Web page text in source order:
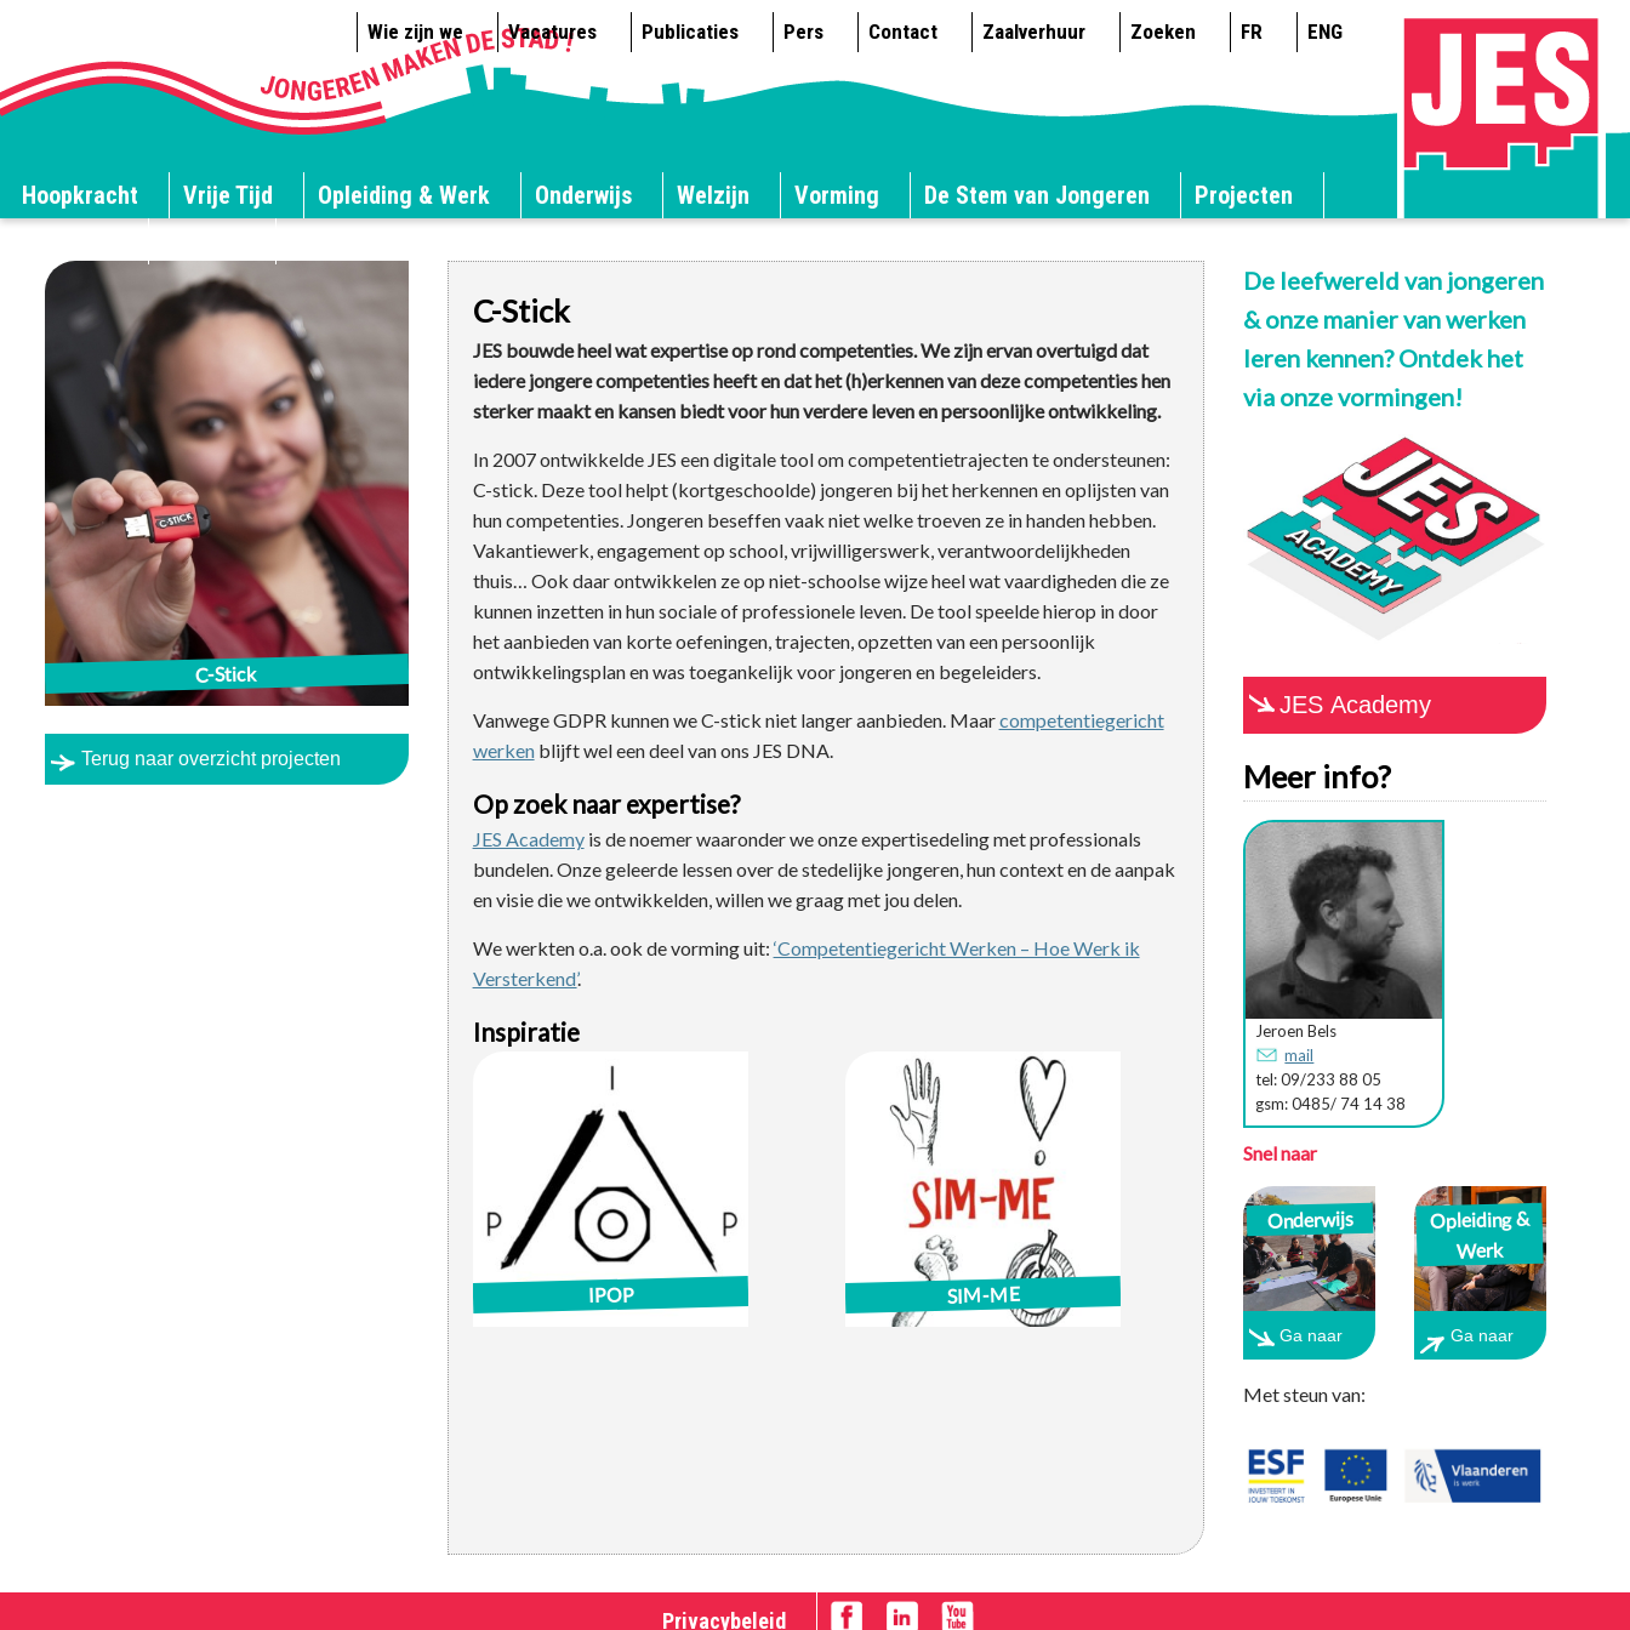
Wie zijn we Vacatures Publicaties Pers Contact Zaalverhuur Zoeken FR ENG
Hoopkracht Vrije Tijd Opleiding & Werk Onderwijs Welzijn Vorming De Stem van Jongeren
Projecten
C-Stick
Terug naar overzicht projecten
C-Stick
JES bouwde heel wat expertise op rond competenties. We zijn ervan overtuigd dat
iedere jongere competenties heeft en dat het (h)erkennen van deze competenties hen
sterker maakt en kansen biedt voor hun verdere leven en persoonlijke ontwikkeling.
In 2007 ontwikkelde JES een digitale tool om competentietrajecten te ondersteunen:
C-stick. Deze tool helpt (kortgeschoolde) jongeren bij het herkennen en oplijsten van
hun competenties. Jongeren beseffen vaak niet welke troeven ze in handen hebben.
Vakantiewerk, engagement op school, vrijwilligerswerk, verantwoordelijkheden
thuis… Ook daar ontwikkelen ze op niet-schoolse wijze heel wat vaardigheden die ze
kunnen inzetten in hun sociale of professionele leven. De tool speelde hierop in door
het aanbieden van korte oefeningen, trajecten, opzetten van een persoonlijk
ontwikkelingsplan en was toegankelijk voor jongeren en begeleiders.
Vanwege GDPR kunnen we C-stick niet langer aanbieden. Maarcompetentiegericht
werkenblijft wel een deel van ons JES DNA.
Op zoek naar expertise?
JES Academyis de noemer waaronder we onze expertisedeling met professionals
bundelen. Onze geleerde lessen over de stedelijke jongeren, hun context en de aanpak
en visie die we ontwikkelden, willen we graag met jou delen.
We werkten o.a. ook de vorming uit: ‘Competentiegericht Werken – Hoe Werk ik
Versterkend’.
Inspiratie
IPOP SIM-ME
De leefwereld van jongeren
& onze manier van werken
leren kennen? Ontdek het
via onze vormingen!
JES Academy
Meer info?
Jeroen Bels
mail
tel: 09/233 88 05
gsm: 0485/ 74 14 38
Snel naar
Onderwijs
Ga naar
Opleiding &
Werk
Ga naar
Met steun van:
Privacybeleid